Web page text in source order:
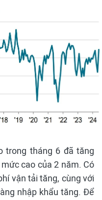
trong tháng 6 đã tăng
cao của 2 năm. Có
vận tải tăng, cùng với
nhập khẩu tăng. Để